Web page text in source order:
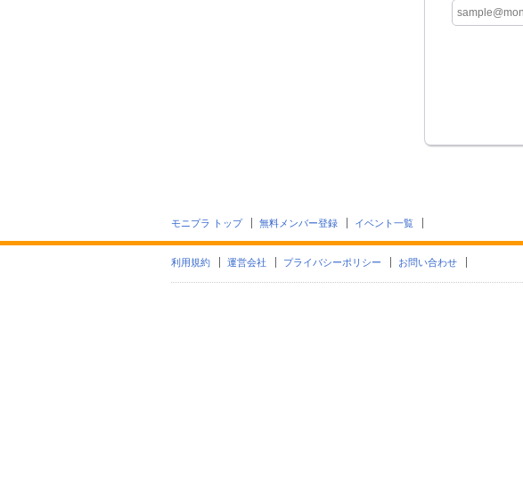
モニプラ トップ 無料メンバー登録 イベント一覧
利用規約 運営会社 プライバシーポリシー お問い合わせ